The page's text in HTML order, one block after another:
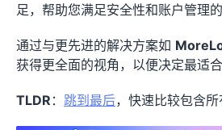
足，帮助您满足安全性和账户管理的
通过与更先进的解决方案如
获得更全面的视角，以便决定最适合
TLDR ： 跳到最后，快速比较包含所